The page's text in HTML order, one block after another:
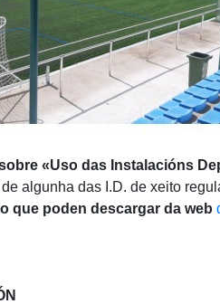
«Uso das Instalacións
algunha das I.D. de xeito
que poden descargar da web